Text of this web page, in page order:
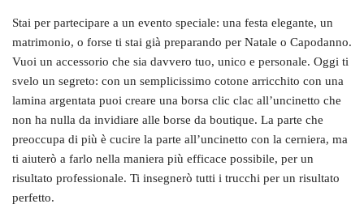
Stai per partecipare a un evento speciale: una festa elegante, un
matrimonio, o forse ti stai già preparando per Natale o Capodanno.
Vuoi un accessorio che sia davvero tuo, unico e personale. Oggi ti
svelo un segreto: con un semplicissimo cotone arricchito con una
lamina argentata puoi creare una borsa clic clac all’uncinetto che
non ha nulla da invidiare alle borse da boutique. La parte che
preoccupa di più è cucire la parte all’uncinetto con la cerniera, ma
ti aiuterò a farlo nella maniera più efficace possibile, per un
risultato professionale. Ti insegnerò tutti i trucchi per un risultato
perfetto.